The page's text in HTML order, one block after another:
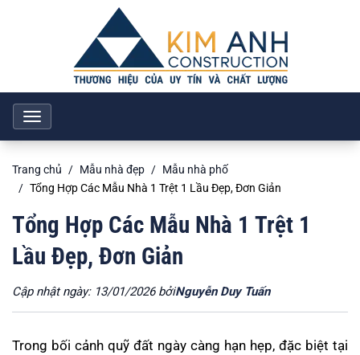
Toggle
navigation
Trang chủ Mẫu nhà đẹp
Mẫu nhà phố
Tổng Hợp Các Mẫu Nhà 1 Trệt 1 Lầu Đẹp, Đơn Giản
Tổng Hợp Các Mẫu Nhà 1 Trệt 1
Lầu Đẹp, Đơn Giản
Cập nhật ngày: 13/01/2026 bởiNguyễn Duy Tuấn
Trong bối cảnh quỹ đất ngày càng hạn hẹp, đặc biệt tại